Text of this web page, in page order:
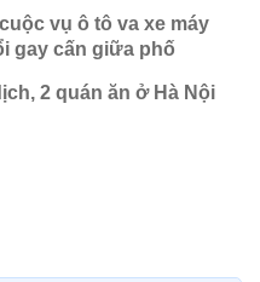
vụ ô tô va xe máy
gay cấn giữa phố
2 quán ăn ở Hà Nội